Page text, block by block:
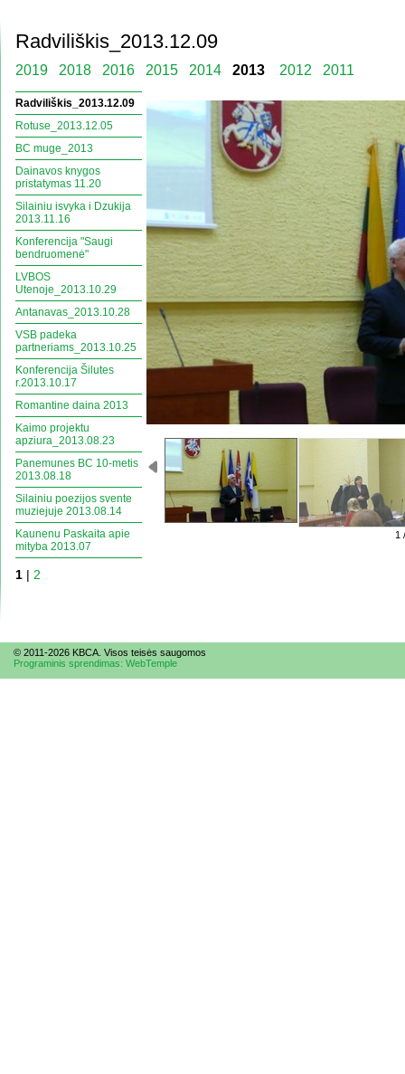
Radviliškis_2013.12.09
2019 2018 2016 2015 2014 2013 2012 2011
Radviliškis_2013.12.09
Rotuse_2013.12.05
BC muge_2013
Dainavos knygos
pristatymas 11.20
Silainiu isvyka i Dzukija
2013.11.16
Konferencija "Saugi
bendruomenė"
LVBOS
Utenoje_2013.10.29
Antanavas_2013.10.28
VSB padeka
partneriams_2013.10.25
Konferencija Šilutes
r.2013.10.17
Romantine daina 2013
Kaimo projektu
apziura_2013.08.23
Panemunes BC 10-metis
2013.08.18
Silainiu poezijos svente
muziejuje 2013.08.14
Kaunenu Paskaita apie
mityba 2013.07
1 | 2
1
© 2011-2026 KBCA. Visos teisės saugomos
Programinis sprendimas: WebTemple